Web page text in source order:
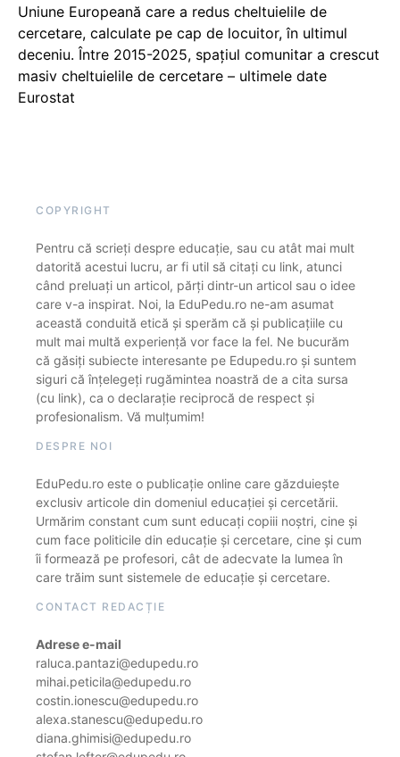
Uniune Europeană care a redus cheltuielile de
cercetare, calculate pe cap de locuitor, în ultimul
deceniu. Între 2015-2025, spațiul comunitar a crescut
masiv cheltuielile de cercetare – ultimele date
Eurostat
COPYRIGHT
Pentru că scrieți despre educație, sau cu atât mai mult
datorită acestui lucru, ar fi util să citați cu link, atunci
când preluați un articol, părți dintr-un articol sau o idee
care v-a inspirat. Noi, la EduPedu.ro ne-am asumat
această conduită etică și sperăm că și publicațiile cu
mult mai multă experiență vor face la fel. Ne bucurăm
că găsiți subiecte interesante pe Edupedu.ro și suntem
siguri că înțelegeți rugămintea noastră de a cita sursa
(cu link), ca o declarație reciprocă de respect și
profesionalism. Vă mulțumim!
DESPRE NOI
EduPedu.ro este o publicație online care găzduiește
exclusiv articole din domeniul educației și cercetării.
Urmărim constant cum sunt educați copiii noștri, cine și
cum face politicile din educație și cercetare, cine și cum
îi formează pe profesori, cât de adecvate la lumea în
care trăim sunt sistemele de educație și cercetare.
CONTACT REDACȚIE
Adrese e-mail
raluca.pantazi@edupedu.ro
mihai.peticila@edupedu.ro
costin.ionescu@edupedu.ro
alexa.stanescu@edupedu.ro
diana.ghimisi@edupedu.ro